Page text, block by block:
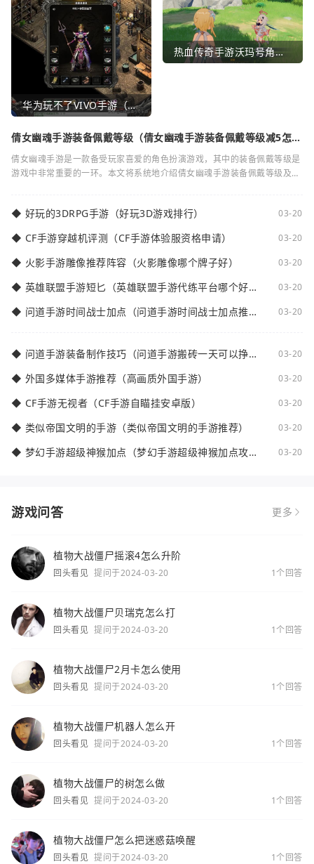
华为玩不了VIVO手游（华为玩不了VIVO手游怎么办）
热血传奇手游沃玛号角（热血传奇沃玛装备隐藏属性）
倩女幽魂手游装备佩戴等级（倩女幽魂手游装备佩戴等级减5怎么
倩女幽魂手游是一款备受玩家喜爱的角色扮演游戏，其中的装备佩戴等级是
游戏中非常重要的一环。本文将系统地介绍倩女幽魂手游装备佩戴等级及其
◆ 好玩的3DRPG手游（好玩3D游戏排行） 03-20
◆ CF手游穿越机评测（CF手游体验服资格申请） 03-20
◆ 火影手游雕像推荐阵容（火影雕像哪个牌子好） 03-20
◆ 英雄联盟手游短匕（英雄联盟手游代练平台哪个好
03-20
◆ 问道手游时间战士加点（问道手游时间战士加点推
03-20
◆ 问道手游装备制作技巧（问道手游搬砖一天可以挣多
03-20
◆ 外国多媒体手游推荐（高画质外国手游） 03-20
◆ CF手游无视者（CF手游自瞄挂安卓版） 03-20
◆ 类似帝国文明的手游（类似帝国文明的手游推荐） 03-20
◆ 梦幻手游超级神猴加点（梦幻手游超级神猴加点攻
03-20
游戏问答 更多
植物大战僵尸摇滚4怎么升阶
回头看见 提问于2024-03-20 1个回答
植物大战僵尸贝瑞克怎么打
回头看见 提问于2024-03-20 1个回答
植物大战僵尸2月卡怎么使用
回头看见 提问于2024-03-20 1个回答
植物大战僵尸机器人怎么开
回头看见 提问于2024-03-20 1个回答
植物大战僵尸的树怎么做
回头看见 提问于2024-03-20 1个回答
植物大战僵尸怎么把迷惑菇唤醒
回头看见 提问于2024-03-20 1个回答